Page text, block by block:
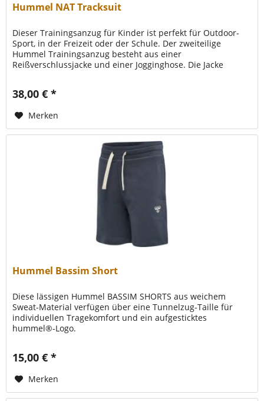
Hummel NAT Tracksuit
Dieser Trainingsanzug für Kinder ist perfekt für Outdoor-
Sport, in der Freizeit oder der Schule. Der zweiteilige
Hummel Trainingsanzug besteht aus einer
Reißverschlussjacke und einer Jogginghose. Die Jacke
38,00 € *
Merken
Hummel Bassim Short
Diese lässigen Hummel BASSIM SHORTS aus weichem
Sweat-Material verfügen über eine Tunnelzug-Taille für
individuellen Tragekomfort und ein aufgesticktes
hummel®-Logo.
15,00 € *
Merken